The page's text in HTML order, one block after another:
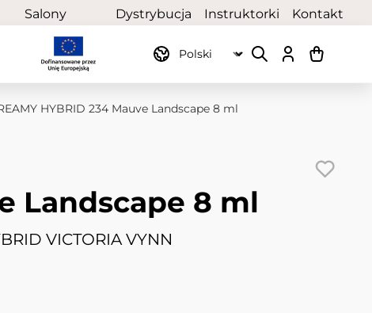
Salony
partnerskie
Dystrybucja Instruktorki Kontakt
HYBRID 234 Mauve Landscape 8 ml
Landscape 8 ml
VICTORIA VYNN